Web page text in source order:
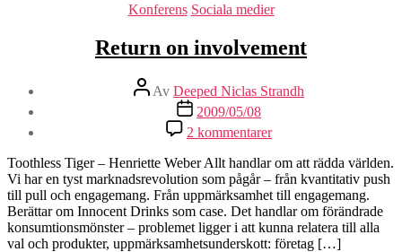
Kategorier
Konferens Sociala medier
Return on involvement
Inläggsförfattare
Av Deeped Niclas Strandh
Inläggsdatum
2009/05/08
2 kommentarertill
Return
on
involvement
Toothless Tiger – Henriette Weber Allt handlar om att rädda världen.
Vi har en tyst marknadsrevolution som pågår – från kvantitativ push
till pull och engagemang. Från uppmärksamhet till engagemang.
Berättar om Innocent Drinks som case. Det handlar om förändrade
konsumtionsmönster – problemet ligger i att kunna relatera till alla
val och produkter, uppmärksamhetsunderskott: företag […]